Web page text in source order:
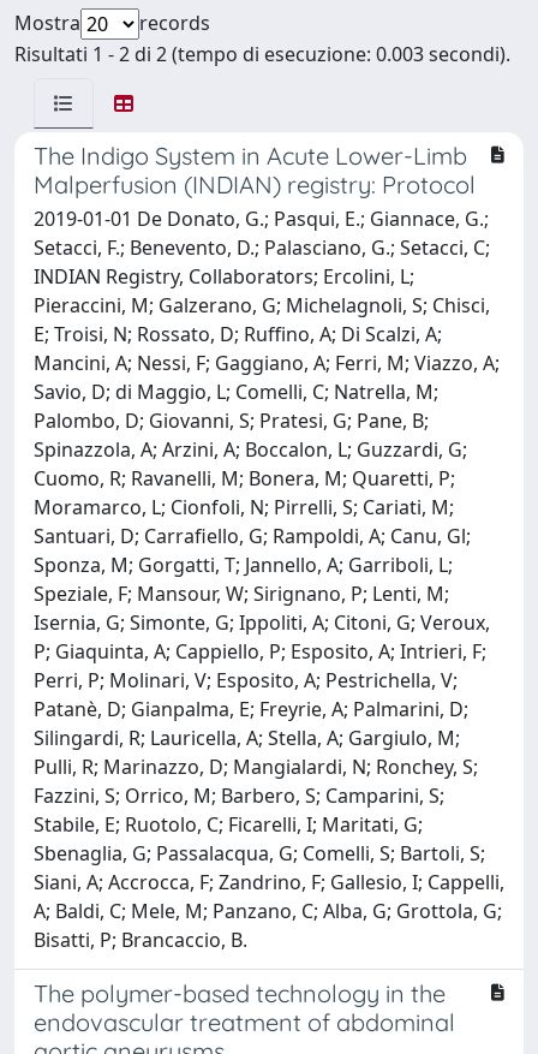
Mostra
records
Risultati 1 - 2 di 2 (tempo di esecuzione: 0.003 secondi).
The Indigo System in Acute Lower-Limb
Malperfusion (INDIAN) registry: Protocol
2019-01-01 De Donato, G.; Pasqui, E.; Giannace, G.;
Setacci, F.; Benevento, D.; Palasciano, G.; Setacci, C;
INDIAN Registry, Collaborators; Ercolini, L;
Pieraccini, M; Galzerano, G; Michelagnoli, S; Chisci,
E; Troisi, N; Rossato, D; Ruffino, A; Di Scalzi, A;
Mancini, A; Nessi, F; Gaggiano, A; Ferri, M; Viazzo, A;
Savio, D; di Maggio, L; Comelli, C; Natrella, M;
Palombo, D; Giovanni, S; Pratesi, G; Pane, B;
Spinazzola, A; Arzini, A; Boccalon, L; Guzzardi, G;
Cuomo, R; Ravanelli, M; Bonera, M; Quaretti, P;
Moramarco, L; Cionfoli, N; Pirrelli, S; Cariati, M;
Santuari, D; Carrafiello, G; Rampoldi, A; Canu, Gl;
Sponza, M; Gorgatti, T; Jannello, A; Garriboli, L;
Speziale, F; Mansour, W; Sirignano, P; Lenti, M;
Isernia, G; Simonte, G; Ippoliti, A; Citoni, G; Veroux,
P; Giaquinta, A; Cappiello, P; Esposito, A; Intrieri, F;
Perri, P; Molinari, V; Esposito, A; Pestrichella, V;
Patanè, D; Gianpalma, E; Freyrie, A; Palmarini, D;
Silingardi, R; Lauricella, A; Stella, A; Gargiulo, M;
Pulli, R; Marinazzo, D; Mangialardi, N; Ronchey, S;
Fazzini, S; Orrico, M; Barbero, S; Camparini, S;
Stabile, E; Ruotolo, C; Ficarelli, I; Maritati, G;
Sbenaglia, G; Passalacqua, G; Comelli, S; Bartoli, S;
Siani, A; Accrocca, F; Zandrino, F; Gallesio, I; Cappelli,
A; Baldi, C; Mele, M; Panzano, C; Alba, G; Grottola, G;
Bisatti, P; Brancaccio, B.
The polymer-based technology in the
endovascular treatment of abdominal